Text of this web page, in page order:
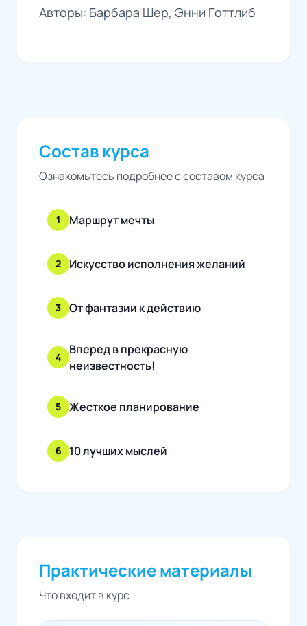
Авторы: Барбара Шер, Энни Готтлиб
Состав курса
Ознакомьтесь подробнее с составом курса
1 Маршрут мечты
2 Искусство исполнения желаний
3 От фантазии к действию
4
Вперед в прекрасную
неизвестность!
5 Жесткое планирование
6 10 лучших мыслей
Практические материалы
Что входит в курс